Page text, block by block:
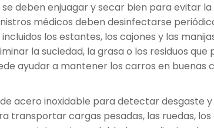
deben enjuagar y secar bien para evitar
médicos deben desinfectarse
los estantes, los cajones y las
la suciedad, la grasa o los residuos que
ayudar a mantener los carros en buenas
acero inoxidable para detectar desgaste
transportar cargas pesadas, las ruedas,